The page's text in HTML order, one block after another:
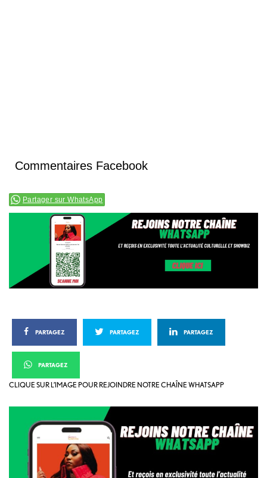
Commentaires Facebook
Partager sur WhatsApp
PARTAGEZ PARTAGEZ PARTAGEZ
PARTAGEZ
CLIQUE SUR L’IMAGE POUR REJOINDRE NOTRE CHAÎNE WHATSAPP